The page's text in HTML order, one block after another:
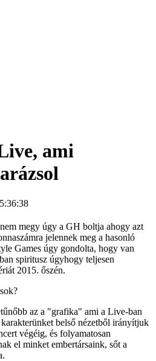
ami
megy úgy a GH boltja ahogy azt
jelennek meg a hasonló
Games úgy gondolta, hogy van
spiritusz úgyhogy teljesen
2015. őszén.
az a "grafika" ami a Live-ban
belső nézetből irányítjuk
végéig, és folyamatosan
el minket embertársaink, sőt a